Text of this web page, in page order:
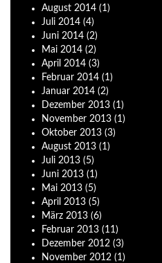
August 2014 (1)
Juli 2014 (4)
Juni 2014 (2)
Mai 2014 (2)
April 2014 (3)
Februar 2014 (1)
Januar 2014 (2)
Dezember 2013 (1)
November 2013 (1)
Oktober 2013 (3)
August 2013 (1)
Juli 2013 (5)
Juni 2013 (1)
Mai 2013 (5)
April 2013 (5)
März 2013 (6)
Februar 2013 (11)
Dezember 2012 (3)
November 2012 (1)